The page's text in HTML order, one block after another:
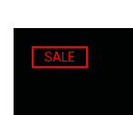
SALE